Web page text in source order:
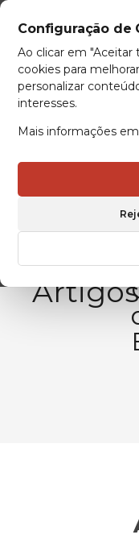
Configuração de
Ao clicar em "Aceitar
cookies para
personalizar
interesses.
Mais informações
Artigos